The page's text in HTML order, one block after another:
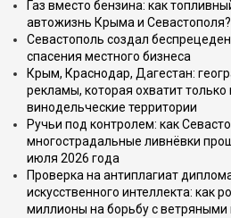
Газ вместо бензина: как
автожизнь Крыма и Севастополя?
Севастополь создал
спасения местного бизнеса
Крым, Краснодар, Дагестан:
рекламы, которая охватит
винодельческие территории
Ручьи под контролем: как
многострадальные ливнёвки
июля 2026 года
Проверка на антиплагиат
искусственного интеллекта: как
миллионы на борьбу с